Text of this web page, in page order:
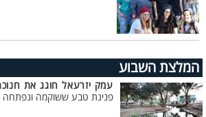
המלצת השבוע
עמק יזרעאל חוגג את
פנינת טבע ששוקמה ונפתחה